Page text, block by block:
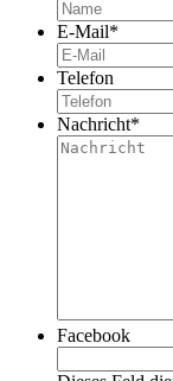
E-Mail*
Telefon
Nachricht*
Facebook